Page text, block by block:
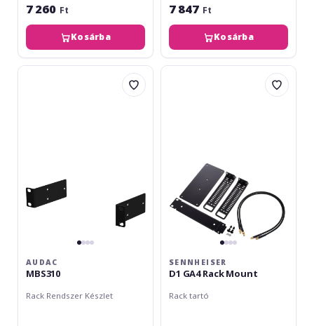
7 260 Ft
Kosárba
7 847 Ft
Kosárba
Audac
AUDAC
MBS310
Rack Rendszer Készlet
Sennheiser
SENNHEISER
D1 GA4 Rack Mount
Rack tartó